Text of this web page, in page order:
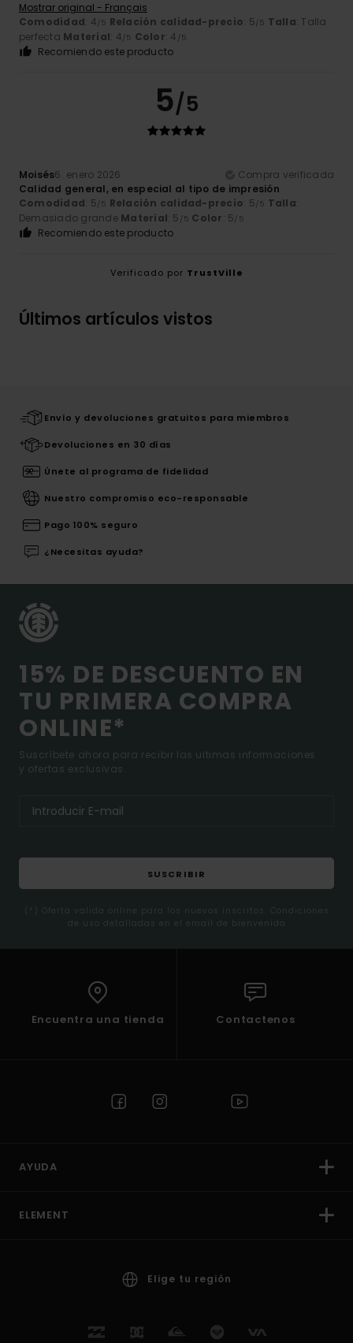
Mostrar original - Français
Comodidad: 4/5 Relación calidad-precio: 5/5 Talla: Talla
perfecta Material: 4/5 Color: 4 /5
Recomiendo este producto
5/5
Moisés6. enero 2026
Compra verificada
Calidad general, en especial al tipo de impresión
Comodidad: 5/5 Relación calidad-precio: 5/5 Talla:
Demasiado grande Material: 5 /5 Color: 5/5
Recomiendo este producto
Verificado por TrustVille
Últimos artículos vistos
Envío y devoluciones gratuitos para miembros
Devoluciones en 30 días
Únete al programa de fidelidad
Nuestro compromiso eco-responsable
Pago 100% seguro
¿Necesitas ayuda?
15% DE DESCUENTO EN
TU PRIMERA COMPRA
ONLINE*
Suscríbete ahora para recibir las ultimas informaciones
y ofertas exclusivas.
SUSCRIBIR
(*) Oferta valida online para los nuevos inscritos. Condiciones
de uso detalladas en el email de bienvenida
Encuentra una tienda Contactenos
AYUDA
ELEMENT
Elige tu región